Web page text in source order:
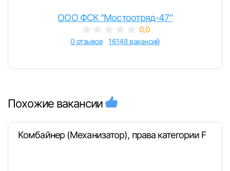
ООО ФСК "Мостоотряд-47"
0,0
0 отзывов 16148 вакансий
Похожие вакансии
Комбайнер (Механизатор), права категории F